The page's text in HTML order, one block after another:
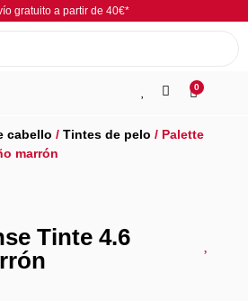
gratuito a partir de 40€*
0
cabello / Tintes de pelo / Palette
marrón
Tinte 4.6